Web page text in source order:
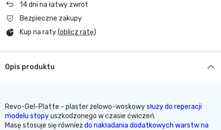
14dni na łatwy zwrot
Bezpieczne zakupy
Kup na raty (oblicz ratę)
Opis produktu
Revo-Gel-Platte - plaster żelowo-woskowysłuży do reperacji
modelu stopyuszkodzonego w czasie ćwiczeń.
Masę stosuje się równieżdo nakładania dodatkowych warstw na